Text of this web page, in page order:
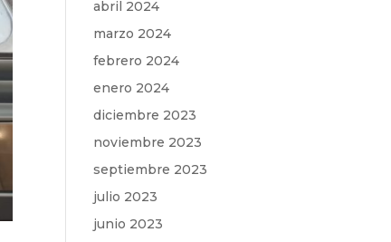
abril 2024
marzo 2024
febrero 2024
enero 2024
diciembre 2023
noviembre 2023
septiembre 2023
julio 2023
junio 2023